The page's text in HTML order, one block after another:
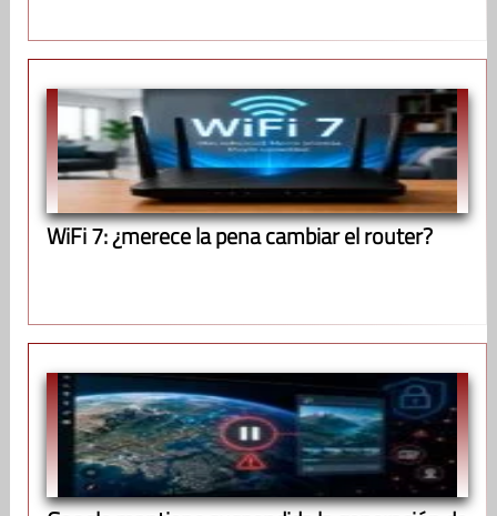
WiFi 7: ¿merece la pena cambiar el router?